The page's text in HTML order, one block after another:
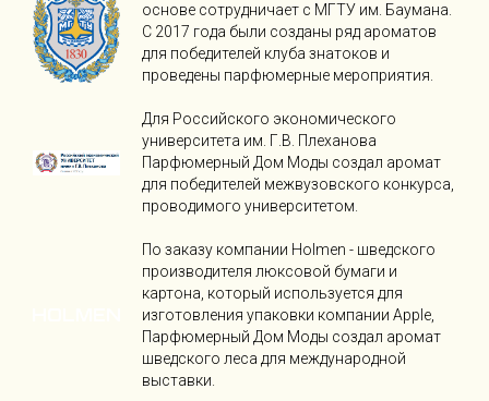
основе сотрудничает с МГТУ им. Баумана.
С 2017 года были созданы ряд ароматов
для победителей клуба знатоков и
проведены парфюмерные мероприятия.
Для Российского экономического
университета им. Г.В. Плеханова
Парфюмерный Дом Моды создал аромат
для победителей межвузовского конкурса,
проводимого университетом.
По заказу компании Holmen - шведского
производителя люксовой бумаги и
картона, который используется для
изготовления упаковки компании Apple,
Парфюмерный Дом Моды создал аромат
шведского леса для международной
выставки.